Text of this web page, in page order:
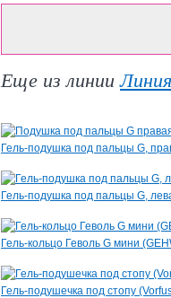
Еще из линии
Гель-подушка под пальцы G,
Гель-подушка под пальцы G,
Гель-кольцо Геволь G мини
Гель-подушечка под стопу